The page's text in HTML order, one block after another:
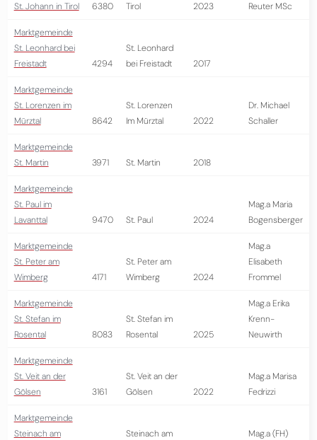
St. Johann in Tirol
6380
Tirol
2023
Reuter MSc
Marktgemeinde
St. Leonhard bei
Freistadt
4294
St. Leonhard
bei Freistadt
2017
Marktgemeinde
St. Lorenzen im
Mürztal
8642
St. Lorenzen
Im Mürztal
2022
Dr. Michael
Schaller
Marktgemeinde
St. Martin
3971 St. Martin 2018
Marktgemeinde
St. Paul im
Lavanttal
9470 St. Paul 2024
Mag.a Maria
Bogensberger
Marktgemeinde
St. Peter am
Wimberg
4171
St. Peter am
Wimberg
2024
Mag.a
Elisabeth
Frommel
Marktgemeinde
St. Stefan im
Rosental
8083
St. Stefan im
Rosental
2025
Mag.a Erika
Krenn-
Neuwirth
Marktgemeinde
St. Veit an der
Gölsen
3161
St. Veit an der
Gölsen
2022
Mag.a Marisa
Fedrizzi
Marktgemeinde
Steinach am
Steinach am
Mag.a (FH)